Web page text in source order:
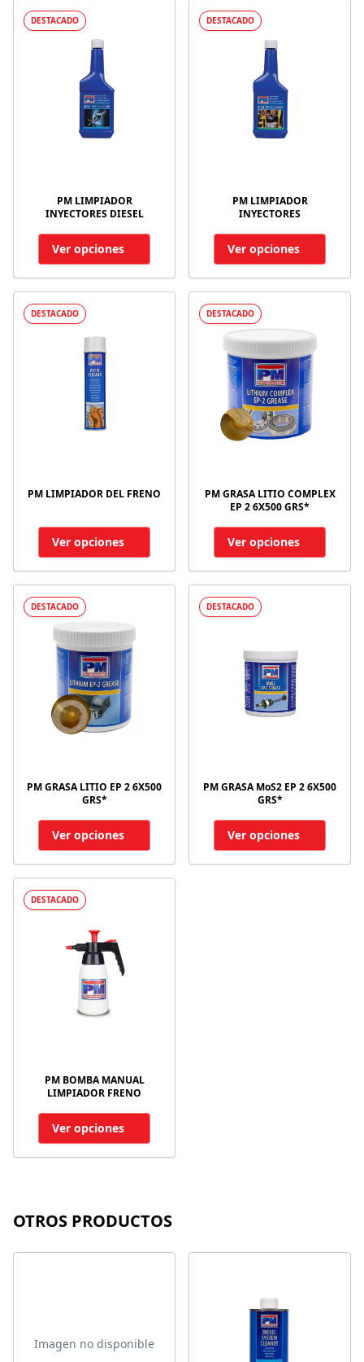
DESTACADO
PM LIMPIADOR
INYECTORES DIESEL
Ver opciones
DESTACADO
PM LIMPIADOR
INYECTORES
Ver opciones
DESTACADO
PM LIMPIADOR DEL FRENO
Ver opciones
DESTACADO
PM GRASA LITIO COMPLEX
EP 2 6X500 GRS*
Ver opciones
DESTACADO
PM GRASA LITIO EP 2 6X500
GRS*
Ver opciones
DESTACADO
PM GRASA MoS2 EP 2 6X500
GRS*
Ver opciones
DESTACADO
PM BOMBA MANUAL
LIMPIADOR FRENO
Ver opciones
OTROS PRODUCTOS
Imagen no disponible